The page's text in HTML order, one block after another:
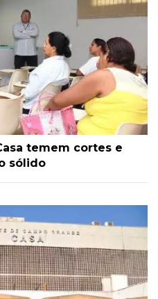
temem cortes e
sólido